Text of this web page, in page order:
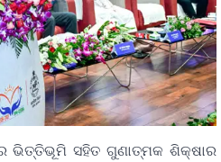
ଭିତ୍ତିଭୂମି ସହିତ ଗୁଣାତ୍ମକ ଶିକ୍ଷାର